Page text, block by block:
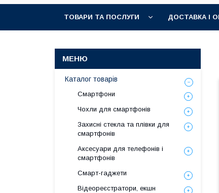
ТОВАРИ ТА ПОСЛУГИ ДОСТАВКА І
Каталог товарів
Смартфони
Чохли для смартфонів
Захисні стекла та плівки для
смартфонів
Аксесуари для телефонів і
смартфонів
Смарт-гаджети
Відеореєстратори, екшн